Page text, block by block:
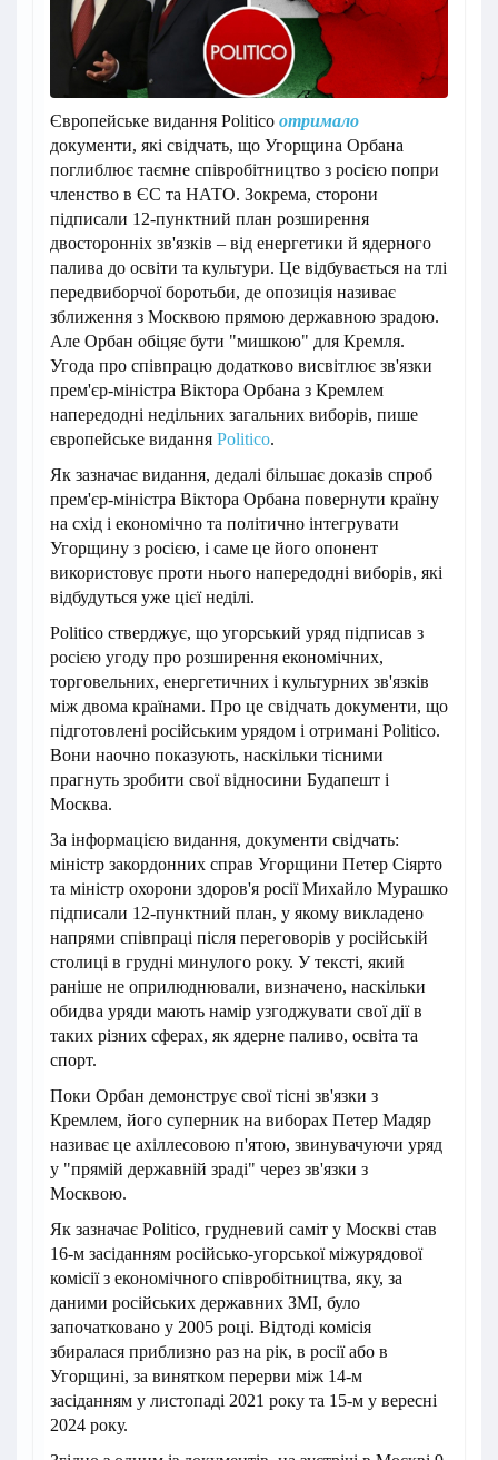
Європейське видання Politico отримало
документи, які свідчать, що Угорщина Орбана
поглиблює таємне співробітництво з росією попри
членство в ЄС та НАТО. Зокрема, сторони
підписали 12-пунктний план розширення
двосторонніх зв'язків – від енергетики й ядерного
палива до освіти та культури. Це відбувається на тлі
передвиборчої боротьби, де опозиція називає
зближення з Москвою прямою державною зрадою.
Але Орбан обіцяє бути "мишкою" для Кремля.
Угода про співпрацю додатково висвітлює зв'язки
прем'єр-міністра Віктора Орбана з Кремлем
напередодні недільних загальних виборів, пише
європейське видання Politico.
Як зазначає видання, дедалі більшає доказів спроб
прем'єр-міністра Віктора Орбана повернути країну
на схід і економічно та політично інтегрувати
Угорщину з росією, і саме це його опонент
використовує проти нього напередодні виборів, які
відбудуться уже цієї неділі.
Politico стверджує, що угорський уряд підписав з
росією угоду про розширення економічних,
торговельних, енергетичних і культурних зв'язків
між двома країнами. Про це свідчать документи, що
підготовлені російським урядом і отримані Politico.
Вони наочно показують, наскільки тісними
прагнуть зробити свої відносини Будапешт і
Москва.
За інформацією видання, документи свідчать:
міністр закордонних справ Угорщини Петер Сіярто
та міністр охорони здоров'я росії Михайло Мурашко
підписали 12-пунктний план, у якому викладено
напрями співпраці після переговорів у російській
столиці в грудні минулого року. У тексті, який
раніше не оприлюднювали, визначено, наскільки
обидва уряди мають намір узгоджувати свої дії в
таких різних сферах, як ядерне паливо, освіта та
спорт.
Поки Орбан демонструє свої тісні зв'язки з
Кремлем, його суперник на виборах Петер Мадяр
називає це ахіллесовою п'ятою, звинувачуючи уряд
у "прямій державній зраді" через зв'язки з
Москвою.
Як зазначає Politico, грудневий саміт у Москві став
16-м засіданням російсько-угорської міжурядової
комісії з економічного співробітництва, яку, за
даними російських державних ЗМІ, було
започатковано у 2005 році. Відтоді комісія
збиралася приблизно раз на рік, в росії або в
Угорщині, за винятком перерви між 14-м
засіданням у листопаді 2021 року та 15-м у вересні
2024 року.